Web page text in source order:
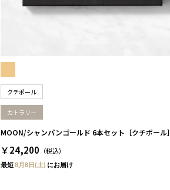
クチポール
カトラリー
MOON/シャンパンゴールド 6本セット［クチポール］
￥24,200 （税込）
最短8月8日(土) にお届け